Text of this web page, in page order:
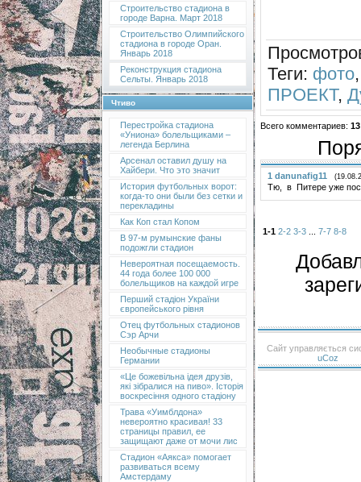
Строительство стадиона в
городе Варна. Март 2018
Строительство Олимпийского
стадиона в городе Оран.
Январь 2018
Реконструкция стадиона
Сельты. Январь 2018
Чтиво
Перестройка стадиона
«Униона» болельщиками –
легенда Берлина
Арсенал оставил душу на
Хайбери. Что это значит
История футбольных ворот:
когда-то они были без сетки и
перекладины
Как Коп стал Копом
В 97-м румынские фаны
подожгли стадион
Невероятная посещаемость.
44 года более 100 000
болельщиков на каждой игре
Перший стадіон України
європейського рівня
Отец футбольных стадионов
Сэр Арчи
Необычные стадионы
Германии
«Це божевільна ідея друзів,
які зібралися на пиво». Історія
воскресіння одного стадіону
Трава «Уимблдона»
невероятно красивая! 33
страницы правил, ее
защищают даже от мочи лис
Стадион «Аякса» помогает
развиваться всему
Амстердаму
Теги: фото
ПРОЕКТ,
Всего комментариев: 13
1 danunafig11
Тю, в Питере уже
1-1 2-2 3-3 7-7 8-8
Сайт управляється
uCoz